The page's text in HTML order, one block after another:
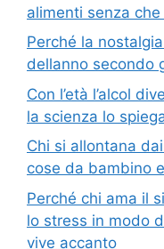
alimenti senza
Perché la
dellanno secondo
Con l’età l’alcol
la scienza lo
Chi si allontana
cose da bambino
Perché chi ama il
lo stress in modo
vive accanto